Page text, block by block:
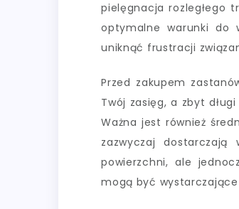
pielęgnacja rozległego
optymalne warunki do
uniknąć frustracji
Przed zakupem
Twój zasięg, a zbyt
Ważna jest również
zazwyczaj
powierzchni, ale
mogą być